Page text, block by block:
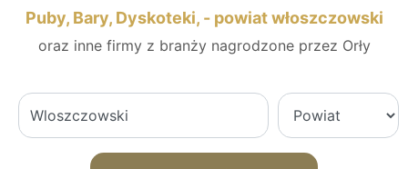
Puby, Bary, Dyskoteki, - powiat włoszczowski
oraz inne firmy z branży nagrodzone przez Orły